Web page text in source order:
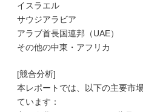
イスラエル
サウジアラビア
アラブ首長国連邦（UAE）
その他の中東・アフリカ
[競合分析]
本レポートでは、以下の主要市
ています：